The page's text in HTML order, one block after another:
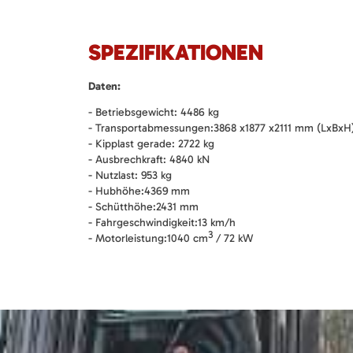
SPEZIFIKATIONEN
Daten:
- Betriebsgewicht: 4486 kg
- Transportabmessungen:3868 x1877 x2111 mm
- Kipplast gerade: 2722 kg
- Ausbrechkraft: 4840 kN
- Nutzlast: 953 kg
- Hubhöhe:4369 mm
- Schütthöhe:2431 mm
- Fahrgeschwindigkeit:13 km/h
- Motorleistung:1040 cm3 / 72 kW